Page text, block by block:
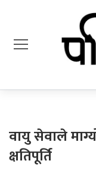
वायु सेवाले
क्षतिपूर्ति